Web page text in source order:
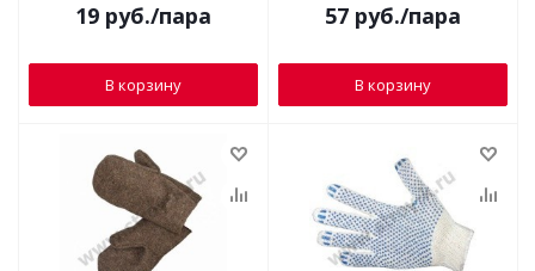
19 руб./пара
В корзину
57 руб./пара
В корзину